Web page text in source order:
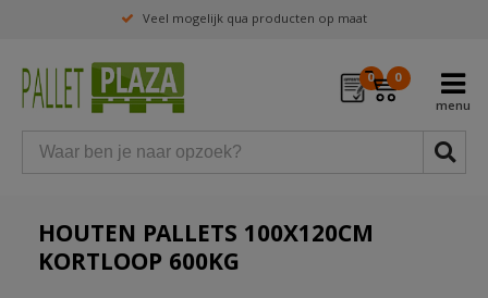
Veel mogelijk qua producten op maat
0 0
HOUTEN PALLETS 100X120CM
KORTLOOP 600KG